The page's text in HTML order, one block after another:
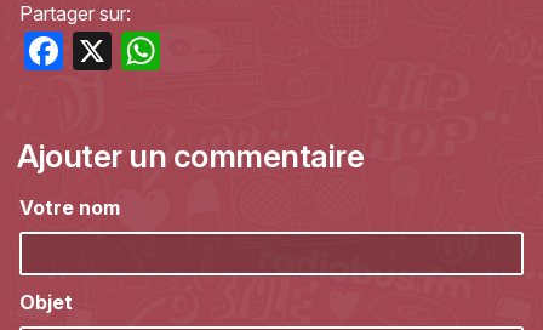
Partager sur:
Facebook
X
Ajouter un commentaire
Votre nom
Objet